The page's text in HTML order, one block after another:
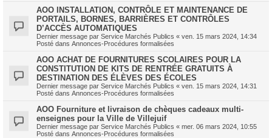
AOO INSTALLATION, CONTRÔLE ET MAINTENANCE DE
PORTAILS, BORNES, BARRIÈRES ET CONTRÔLES
D’ACCÈS AUTOMATIQUES
Dernier message par Service Marchés Publics « ven. 15 mars 2024, 14:34
Posté dans Annonces-Procédures formalisées
AOO ACHAT DE FOURNITURES SCOLAIRES POUR LA
CONSTITUTION DE KITS DE RENTRÉE GRATUITS À
DESTINATION DES ÉLÈVES DES ÉCOLES
Dernier message par Service Marchés Publics « ven. 15 mars 2024, 14:31
Posté dans Annonces-Procédures formalisées
AOO Fourniture et livraison de chèques cadeaux multi-
enseignes pour la Ville de Villejuif
Dernier message par Service Marchés Publics « mer. 06 mars 2024, 10:55
Posté dans Annonces-Procédures formalisées